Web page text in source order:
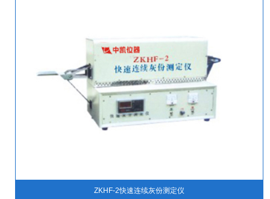
ZKHF-2快速连续灰份测定仪